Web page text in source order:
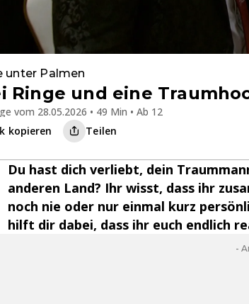
unter Palmen
Ringe und eine
vom 28.05.2026 • 49 Min • Ab 12
kopieren
Teilen
Du hast dich verliebt, dein
anderen Land? Ihr wisst, dass ihr
noch nie oder nur einmal kurz
hilft dir dabei, dass ihr euch endlich
-